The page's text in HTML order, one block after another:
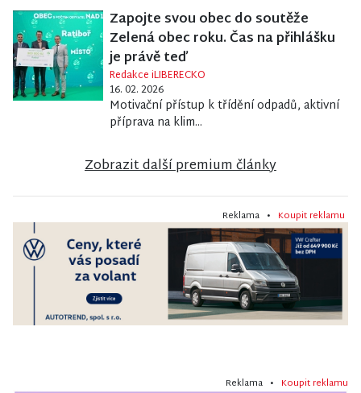
Zapojte svou obec do soutěže
Zelená obec roku. Čas na přihlášku
je právě teď
Redakce iLIBERECKO
16. 02. 2026
Motivační přístup k třídění odpadů, aktivní
příprava na klim...
Zobrazit další premium články
Reklama • Koupit reklamu
Reklama • Koupit reklamu